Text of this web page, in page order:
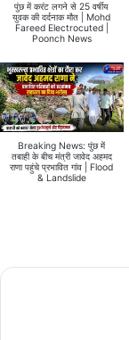
पुंछ में करंट लगने से 25 वर्षीय
युवक की दर्दनाक मौत | Mohd
Fareed Electrocuted |
Poonch News
Breaking News: पुंछ में
तबाही के बीच मंत्री जावेद अहमद
राणा पहुंचे प्रभावित गांव | Flood
& Landslide